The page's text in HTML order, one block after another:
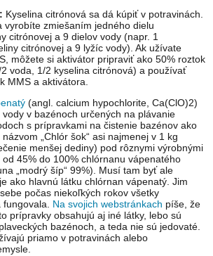
Kyselina citrónová sa dá kúpiť v potravinách.
vyrobíte zmiešaním jedného dielu
citrónovej a 9 dielov vody (napr. 1
citrónovej a 9 lyžíc vody). Ak užívate
môžete si aktivátor pripraviť ako 50% roztok
voda, 1/2 kyselina citrónová) a používať
MMS a aktivátora.
(angl. calcium hypochlorite, Ca(ClO)2)
v bazénoch určených na plávanie
s prípravkami na čistenie bazénov ako
„Chlór šok“ asi najmenej v 1 kg
menšej dediny) pod rôznymi výrobnými
45% do 100% chlórnanu vápenatého
„modrý šíp“ 99%). Musí tam byť ale
ako hlavnú látku chlórnan vápenatý. Jim
počas niekoľkých rokov všetky
Na svojich webstránkach píše, že
prípravky obsahujú aj iné látky, lebo sú
bazénoch, a teda nie sú jedovaté.
priamo v potravinách alebo